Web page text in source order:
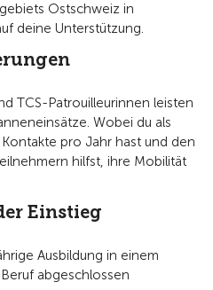
Ostschweiz in
deine Unterstützung.
TCS-Patrouilleurinnen leisten
Wobei du als
pro Jahr hast und den
hilfst, ihre Mobilität
Einstieg
Ausbildung in einem
abgeschlossen